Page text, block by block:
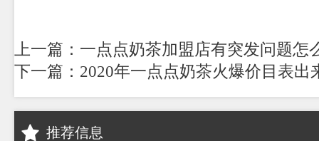
上一篇：一点点奶茶加盟店有突发问题怎
下一篇：2020年一点点奶茶火爆价目表出
推荐信息